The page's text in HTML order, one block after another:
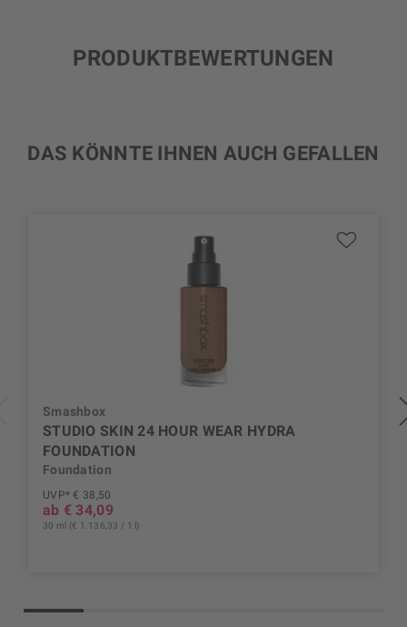
PRODUKTBEWERTUNGEN
DAS KÖNNTE IHNEN AUCH GEFALLEN
Smashbox
STUDIO SKIN 24 HOUR WEAR HYDRA
FOUNDATION
Foundation
UVP* € 38,50
ab € 34,09
30 ml (€ 1.136,33 / 1 l)